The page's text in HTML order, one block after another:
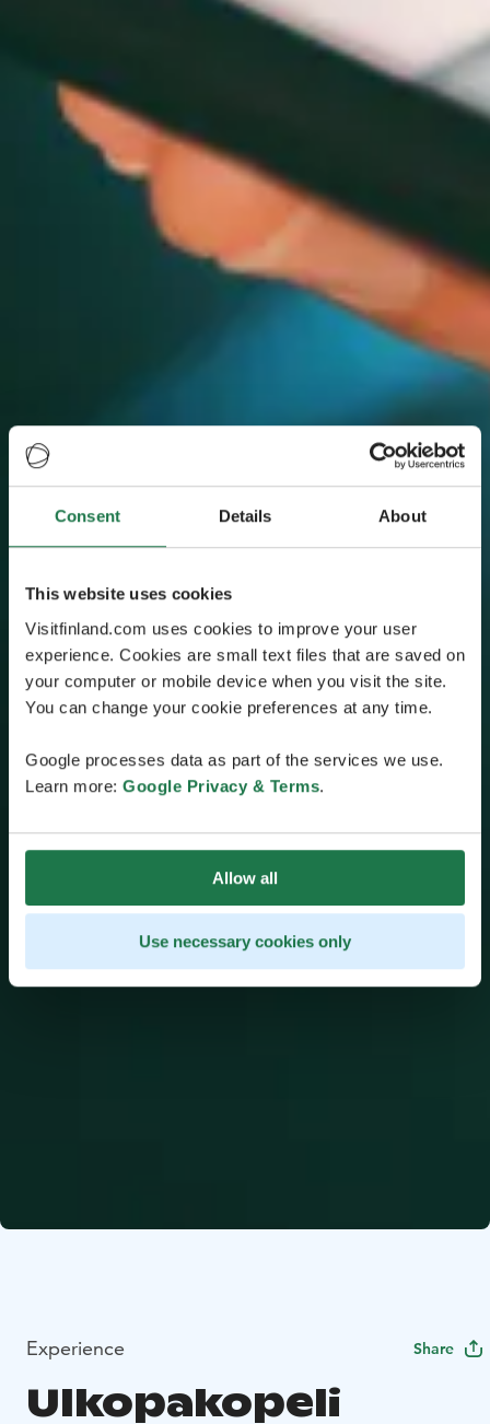
Consent Details About
This website uses cookies
Visitfinland.com uses cookies to improve your user
experience. Cookies are small text files that are saved on
your computer or mobile device when you visit the site.
You can change your cookie preferences at any time.
Google processes data as part of the services we use.
Learn more: Google Privacy & Terms.
Allow all
Use necessary cookies only
Experience Share
Ulkopakopeli